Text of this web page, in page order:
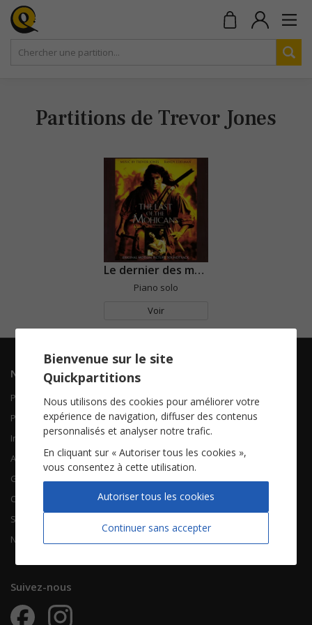
Partitions de Trevor Jones
Le dernier des mohicans
Piano solo
Voir
Navigation
Piano Chant
Piano Solo
Instruments solistes
Accordéon
Guitare
Chorales
Songbooks
Nouvelles partitions
Contactez-nous
Qui sommes-nous
FAQ
À propos
CGV
Mentions légales
Vie privée
Suivez-nous
Bienvenue sur le site
Quickpartitions
Nous utilisons des cookies pour améliorer votre
expérience de navigation, diffuser des contenus
personnalisés et analyser notre trafic.
En cliquant sur « Autoriser tous les cookies »,
vous consentez à cette utilisation.
Continuer sans accepter
Autoriser tous les cookies